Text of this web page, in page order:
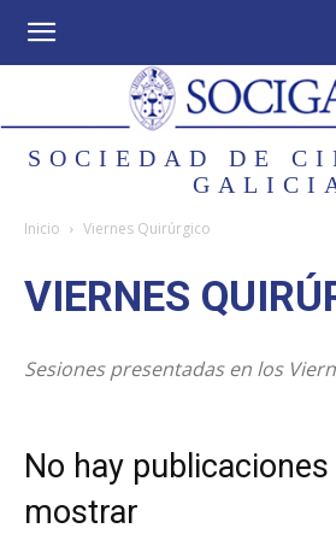
SOCIEDAD DE
Inicio Viernes Quirúrgico
VIERNES
Sesiones presentadas en los
No hay publicaciones
mostrar